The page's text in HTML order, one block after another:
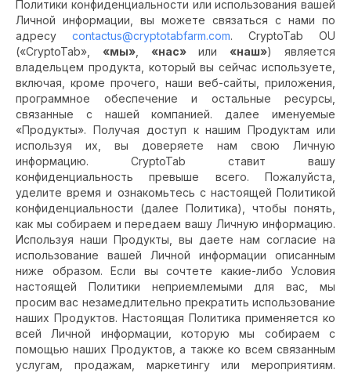
Политики конфиденциальности или использования вашей
Личной информации, вы можете связаться с нами по
адресу contactus@cryptotabfarm.com. CryptoTab OU
(«CryptoTab», «мы», «нас»или«наш») является
владельцем продукта, который вы сейчас используете,
включая, кроме прочего, наши веб-сайты, приложения,
программное обеспечение и остальные ресурсы,
связанные с нашей компанией. далее именуемые
«Продукты». Получая доступ к нашим Продуктам или
используя их, вы доверяете нам свою Личную
информацию. CryptoTab ставит вашу
конфиденциальность превыше всего. Пожалуйста,
уделите время и ознакомьтесь с настоящей Политикой
конфиденциальности (далее Политика), чтобы понять,
как мы собираем и передаем вашу Личную информацию.
Используя наши Продукты, вы даете нам согласие на
использование вашей Личной информации описанным
ниже образом. Если вы сочтете какие-либо Условия
настоящей Политики неприемлемыми для вас, мы
просим вас незамедлительно прекратить использование
наших Продуктов. Настоящая Политика применяется ко
всей Личной информации, которую мы собираем с
помощью наших Продуктов, а также ко всем связанным
услугам, продажам, маркетингу или мероприятиям.